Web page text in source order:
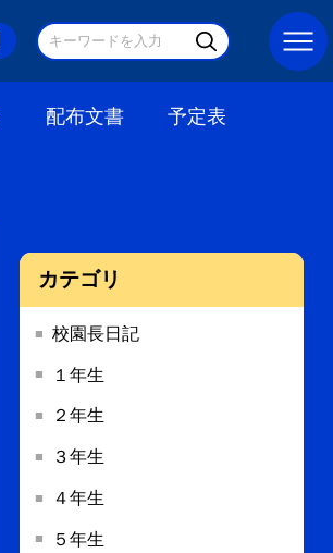
配布文書 予定表
カテゴリ
校園長日記
１年生
２年生
３年生
４年生
５年生